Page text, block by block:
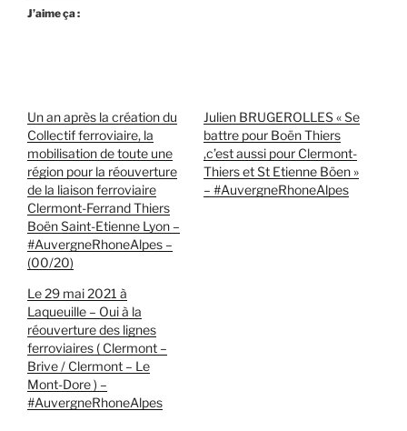
J’aime ça :
Un an après la création du
Collectif ferroviaire, la
mobilisation de toute une
région pour la réouverture
de la liaison ferroviaire
Clermont-Ferrand Thiers
Boën Saint-Etienne Lyon –
#AuvergneRhoneAlpes –
(00/20)
Julien BRUGEROLLES « Se
battre pour Boën Thiers
,c’est aussi pour Clermont-
Thiers et St Etienne Böen »
– #AuvergneRhoneAlpes
Le 29 mai 2021 à
Laqueuille – Oui à la
réouverture des lignes
ferroviaires ( Clermont –
Brive / Clermont – Le
Mont-Dore ) –
#AuvergneRhoneAlpes